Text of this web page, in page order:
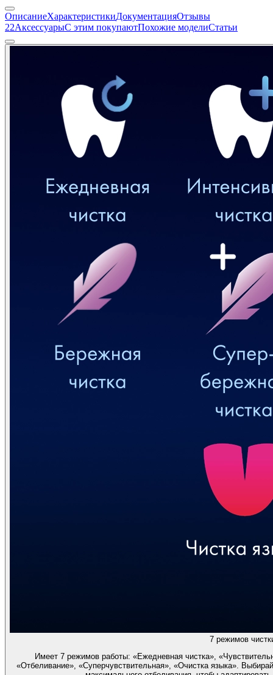
ОписаниеХарактеристикиДокументацияОтзывы
22АксессуарыС этим покупаютПохожие моделиСтатьи
7 режимов
Имеет 7 режимов работы: «Ежедневная чистка»,
«Отбеливание», «Суперчувствительная», «Очистка языка».